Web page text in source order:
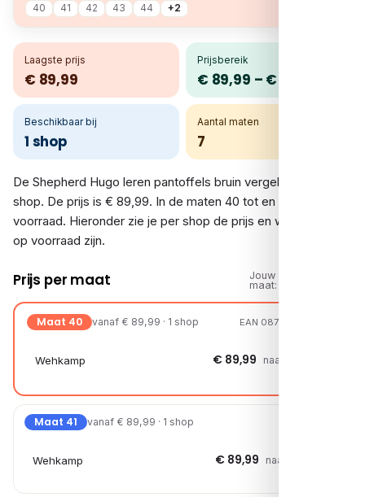
40 41 42 43 44 +2
Laagste prijs
€ 89,99
Prijsbereik
€ 89,99 – € 89,99
Beschikbaar bij
1 shop
Aantal maten
7
De Shepherd Hugo leren pantoffels bruin vergelijk je bij 1
shop. De prijs is € 89,99. In de maten 40 tot en met 46 is er
voorraad. Hieronder zie je per shop de prijs en welke maten
op voorraad zijn.
Prijs per maat
Jouw
maat:
Maat 40 vanaf € 89,99 · 1 shop EAN 08720251311503
Wehkamp € 89,99 naar shop →
Maat 41 vanaf € 89,99 · 1 shop
Wehkamp € 89,99 naar shop →